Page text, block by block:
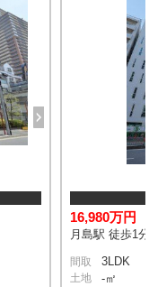
16,980万円
月島駅 徒歩1分
間取 3LDK
土地 -㎡